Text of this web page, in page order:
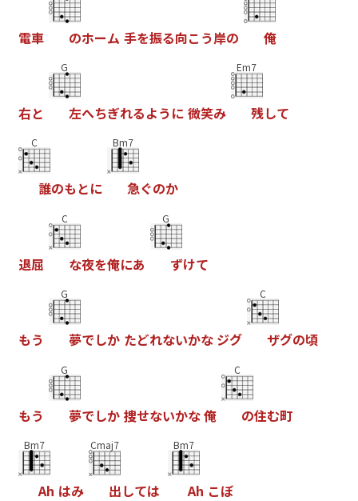
電車 のホーム 手を振る向こ う岸の 俺
右と
G
左へちぎれるよう に 微笑み
Em7
残して
C
誰のもとに
Bm7
急ぐのか
退屈
C
な夜を俺にあ
G
ずけて
もう
G
夢でしか たどれないかな ジグ
C
ザグの頃
もう
G
夢でしか 捜せないかな俺
C
の住む町
Bm7
Ah はみ
Cmaj7
出しては
Bm7
Ah こぼ